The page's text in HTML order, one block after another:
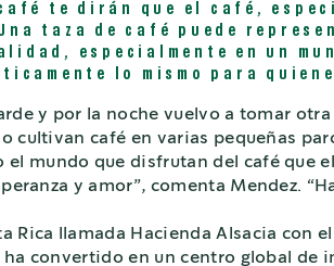
te dirán que el café,
taza de café puede
especialmente en un
lo mismo para
y por la noche vuelvo a tomar
cultivan café en varias pequeñas
mundo que disfrutan del café que
y amor”, comenta Mendez.
Rica llamada Hacienda Alsacia con
convertido en un centro global de